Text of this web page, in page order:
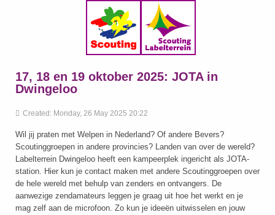
17, 18 en 19 oktober 2025: JOTA in
Dwingeloo
Created: Monday, 26 May 2025 20:22
Wil jij praten met Welpen in Nederland? Of andere Bevers?
Scoutinggroepen in andere provincies? Landen van over de wereld?
Labelterrein Dwingeloo heeft een kampeerplek ingericht als JOTA-
station. Hier kun je contact maken met andere Scoutinggroepen over
de hele wereld met behulp van zenders en ontvangers. De
aanwezige zendamateurs leggen je graag uit hoe het werkt en je
mag zelf aan de microfoon. Zo kun je ideeën uitwisselen en jouw